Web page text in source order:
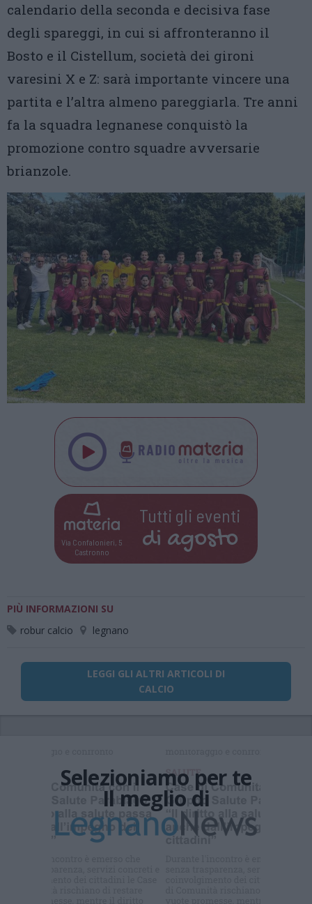
calendario della seconda e decisiva fase
degli spareggi, in cui si affronteranno il
Bosto e il Cistellum, società dei gironi
varesini X e Z: sarà importante vincere una
partita e l’altra almeno pareggiarla. Tre anni
fa la squadra legnanese conquistò la
promozione contro squadre avversarie
brianzole.
Via Confalonieri, 5
Castronno
Tutti gli eventi
di agosto
PIÙ INFORMAZIONI SU
robur calcio
legnano
LEGGI GLI ALTRI ARTICOLI DI
CALCIO
Selezioniamo per te
Il meglio di